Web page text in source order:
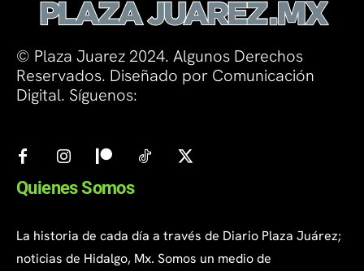
© Plaza Juarez 2024. Algunos Derechos
Reservados. Diseñado por Comunicación
Digital. Síguenos:
Quienes Somos
La historia de cada día a través de Diario Plaza Juárez;
noticias de Hidalgo, Mx. Somos un medio de